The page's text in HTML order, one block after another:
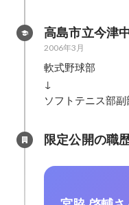
高島市立今津
2006年3月
軟式野球部
↓
ソフトテニス部副
限定公開の職